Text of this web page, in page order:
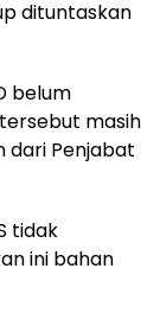
dituntaskan
belum
masih
dari Penjabat
tidak
ini bahan